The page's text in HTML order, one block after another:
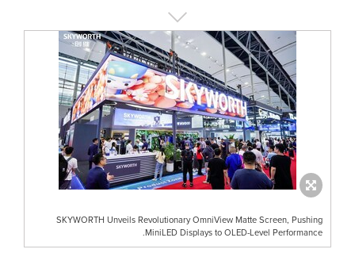
SKYWORTH Unveils Revolutionary OmniView Matte Screen, Pushing
MiniLED Displays to OLED-Level Performance.